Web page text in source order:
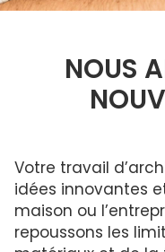
Columbia dans la
lumière
et
résidentiels
Quelles dimensions?
Couleurs du cadre
Garantie
Galerie
Développement
Déclaration LEED
Installateurs
Contact Pour Les
Nouveaux
Commande De
Mesurer votre
Questions
Garantie
Technologie de
Condensation
Comprendre les
Acrylique ou verre
NOUS
Votre travail
idées innovantes
maison ou
repoussons les